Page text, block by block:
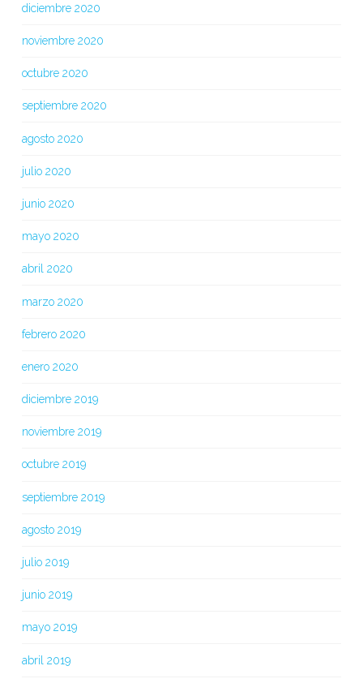
diciembre 2020
noviembre 2020
octubre 2020
septiembre 2020
agosto 2020
julio 2020
junio 2020
mayo 2020
abril 2020
marzo 2020
febrero 2020
enero 2020
diciembre 2019
noviembre 2019
octubre 2019
septiembre 2019
agosto 2019
julio 2019
junio 2019
mayo 2019
abril 2019